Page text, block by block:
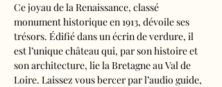
Ce joyau de la Renaissance, classé
monument historique en 1913, dévoile ses
trésors. Édifié dans un écrin de verdure, il
est l’unique château qui, par son histoire et
son architecture, lie la Bretagne au Val de
Loire. Laissez vous bercer par l’audio guide,